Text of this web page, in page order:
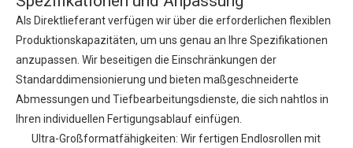
Als Direktlieferant verfügen wir über die erforderlichen flexiblen
Produktionskapazitäten, um uns genau an Ihre Spezifikationen
anzupassen. Wir beseitigen die Einschränkungen der
Standarddimensionierung und bieten maßgeschneiderte
Abmessungen und Tiefbearbeitungsdienste, die sich nahtlos in
Ihren individuellen Fertigungsablauf einfügen.
Ultra-Großformatfähigkeiten: Wir fertigen Endlosrollen mit